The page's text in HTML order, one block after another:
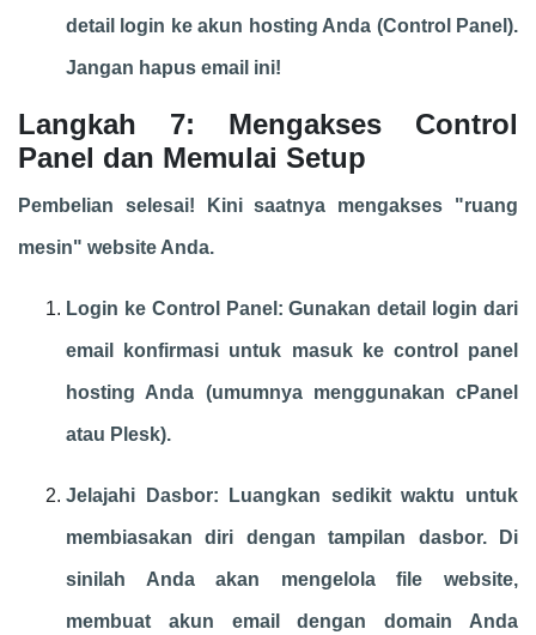
detail login ke akun hosting Anda (Control Panel).
Jangan hapus email ini!
Langkah 7: Mengakses Control
Panel dan Memulai Setup
Pembelian selesai! Kini saatnya mengakses "ruang
mesin" website Anda.
Login ke Control Panel: Gunakan detail login dari
email konfirmasi untuk masuk ke control panel
hosting Anda (umumnya menggunakan cPanel
atau Plesk).
Jelajahi Dasbor: Luangkan sedikit waktu untuk
membiasakan diri dengan tampilan dasbor. Di
sinilah Anda akan mengelola file website,
membuat akun email dengan domain Anda